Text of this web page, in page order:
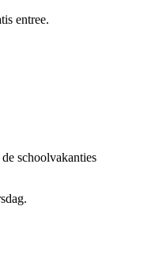
entree.
schoolvakanties